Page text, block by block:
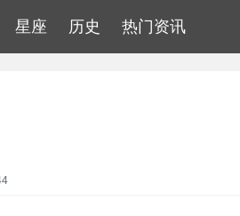
星座 历史 热门资讯